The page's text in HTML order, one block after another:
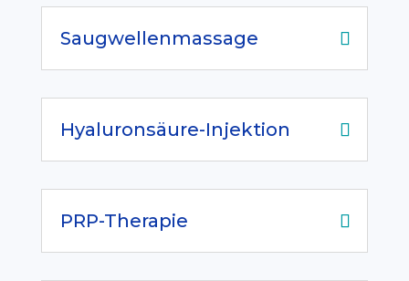
Saugwellenmassage
Hyaluronsäure-Injektion
PRP-Therapie